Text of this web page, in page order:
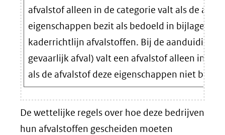
afvalstof alleen in de categorie valt als de
eigenschappen bezit als bedoeld in bijlage III
kaderrichtlijn afvalstoffen. Bij de aanduiding
gevaarlijk afval) valt een afvalstof alleen in de
als de afvalstof deze eigenschappen niet bezit.
De wettelijke regels over hoe deze bedrijven
hun afvalstoffen gescheiden moeten